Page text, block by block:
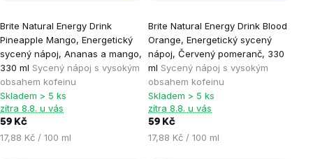
Brite Natural Energy Drink
Pineapple Mango, Energetický
sycený nápoj, Ananas a mango,
330 ml Sycený nápoj s vysokým
obsahem kofeinu
Skladem > 5 ks
zítra 8.8. u vás
59 Kč
Měrná
17,88 Kč / 100 ml
Brite Natural Energy Drink Blood
Orange, Energetický sycený
nápoj, Červený pomeranč, 330
ml Sycený nápoj s vysokým
obsahem kofeinu
Skladem > 5 ks
zítra 8.8. u vás
59 Kč
Měrná
17,88 Kč / 100 ml